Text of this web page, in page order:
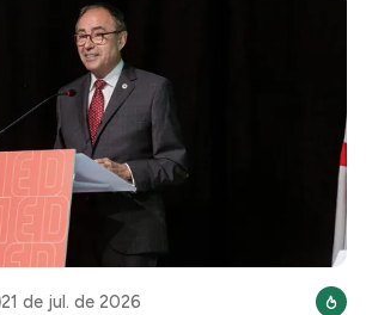
21 de jul. de 2026